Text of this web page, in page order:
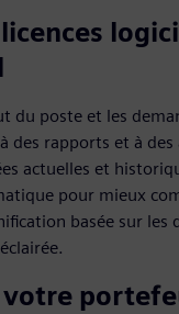
du poste et les
des rapports et à des
actuelles et
pour mieux
basée sur les
votre